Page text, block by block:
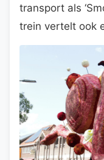
transport als
trein vertelt ook